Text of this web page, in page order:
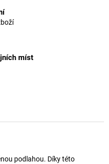
míst
podlahou. Díky této